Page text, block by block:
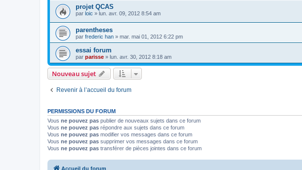
projet QCAS
par loic » lun. avr. 09, 2012 8:54 am
parentheses
par frederic han » mar. mai 01, 2012 6:22 pm
essai forum
par parisse » lun. avr. 30, 2012 8:18 am
Nouveau sujet
Revenir à l’accueil du forum
PERMISSIONS DU FORUM
Vous ne pouvez pas publier de nouveaux sujets dans ce forum
Vous ne pouvez pas répondre aux sujets dans ce forum
Vous ne pouvez pas modifier vos messages dans ce forum
Vous ne pouvez pas supprimer vos messages dans ce forum
Vous ne pouvez pas transférer de pièces jointes dans ce forum
Accueil du forum